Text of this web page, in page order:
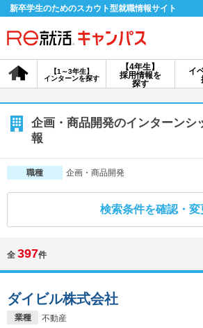
新卒学生のためのスカウト型就職情報サイト
【4年生】
採用情報を
探す
【1～3年生】
インターンを探す
イ
会員登録
会員ID・パ
説明会を探す
イベントを探す
就活ノウハウ・サポート
企画・商品開発のインターンシ
報
職種 企画・商品開発
検索条件を確認・変
全 397件
業種 不動産
ダイビル株式会社